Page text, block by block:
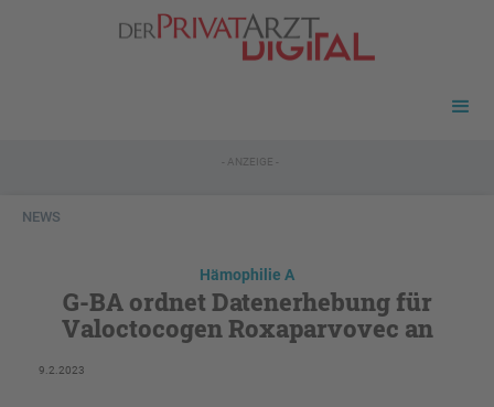
- ANZEIGE -
NEWS
Hämophilie A
G-BA ordnet Datenerhebung für
Valoctocogen Roxaparvovec an
9.2.2023